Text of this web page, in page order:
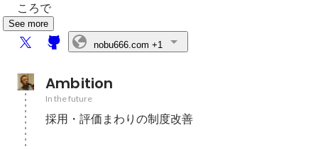
ころで
See more
nobu666.com +1
Ambition
In the future
採用・評価まわりの制度改善